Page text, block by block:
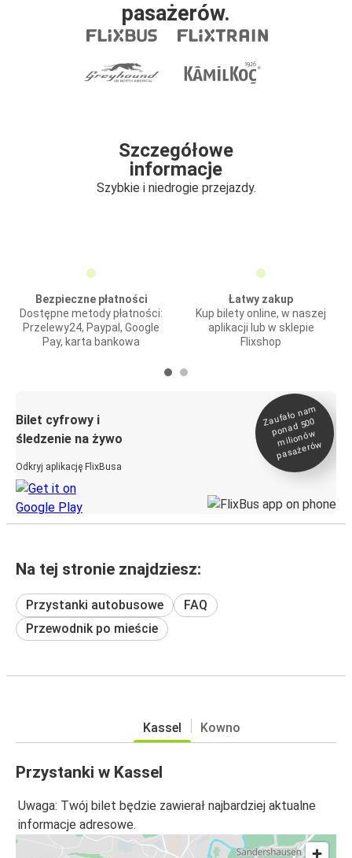
pasażerów.
Szczegółowe
informacje
Szybkie i niedrogie przejazdy.
Bezpieczne płatności
Dostępne metody płatności:
Przelewy24, Paypal, Google
Pay, karta bankowa
Łatwy zakup
Kup bilety online, w naszej
aplikacji lub w sklepie
Flixshop
Bilet cyfrowy i
śledzenie na żywo
Odkryj aplikację FlixBusa
Zaufało na
m
ponad 500
milionó
w
pasażeró
w
Na tej stronie znajdziesz:
Przystanki autobusowe
FAQ
Przewodnik po mieście
Kassel Kowno
Przystanki w Kassel
Uwaga: Twój bilet będzie zawierał najbardziej aktualne
informacje adresowe.